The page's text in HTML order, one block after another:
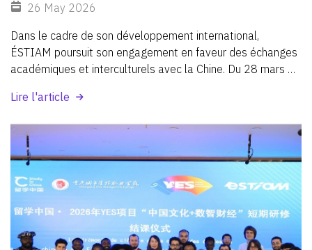
26 May 2026
Dans le cadre de son développement international,
ÉSTIAM poursuit son engagement en faveur des échanges
académiques et interculturels avec la Chine. Du 28 mars
nationalités
ont
du Zhejiang.
Lire l'article